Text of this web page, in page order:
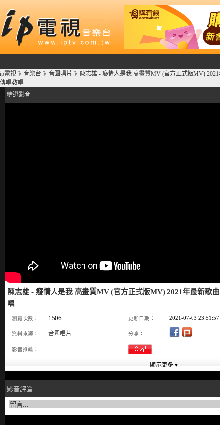
ip電視 》 音樂台 》 音圓唱片 》
陳志雄 - 癡情人是我 高畫質MV (官方正式版MV)
傳唱教唱
精選影音
陳志雄 - 癡情人是我 高畫質MV (官方正式版MV) 2021年最新歌
唱
瀏覽次數： 1506 更新日期： 2021-07-03 23:51:57
資料來源： 音圓唱片 分享：
影音推薦：
影音評論